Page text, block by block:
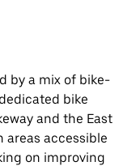
by a mix of bike-
bike
and the East
areas accessible
on improving